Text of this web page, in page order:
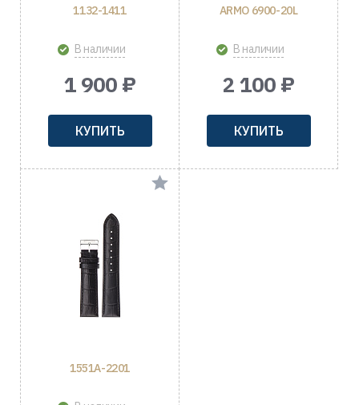
1132-1411
В наличии
1 900 ₽
КУПИТЬ
ARMO 6900-20L
В наличии
2 100 ₽
КУПИТЬ
1551A-2201